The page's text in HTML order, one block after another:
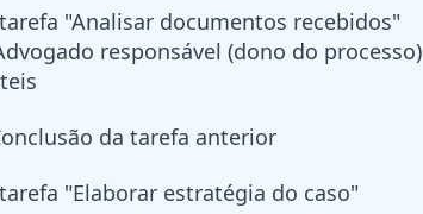
"Analisar documentos recebidos"
responsável (dono do processo)
da tarefa anterior
"Elaborar estratégia do caso"